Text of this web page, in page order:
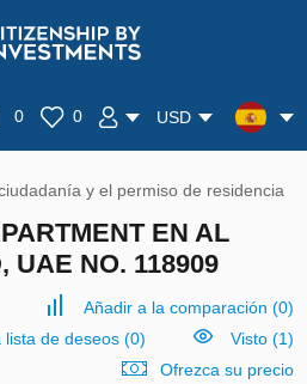
0 0 USD
y el permiso de residencia
EN AL
UAE NO. 118909
Añadir a la comparación (0)
de deseos(0)
Visto (1)
Ofrezca su precio